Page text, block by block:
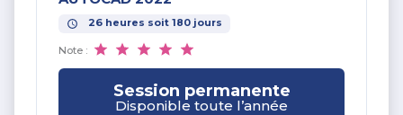
26 heures soit 180 jours
Note :
Session permanente
Disponible toute l’année